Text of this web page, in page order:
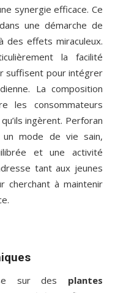
synergie efficace. Ce
une démarche de
des effets miraculeux.
la facilité
suffisent pour intégrer
La composition
les consommateurs
ingèrent. Perforan
mode de vie sain,
et une activité
tant aux jeunes
cherchant à maintenir
sur des plantes